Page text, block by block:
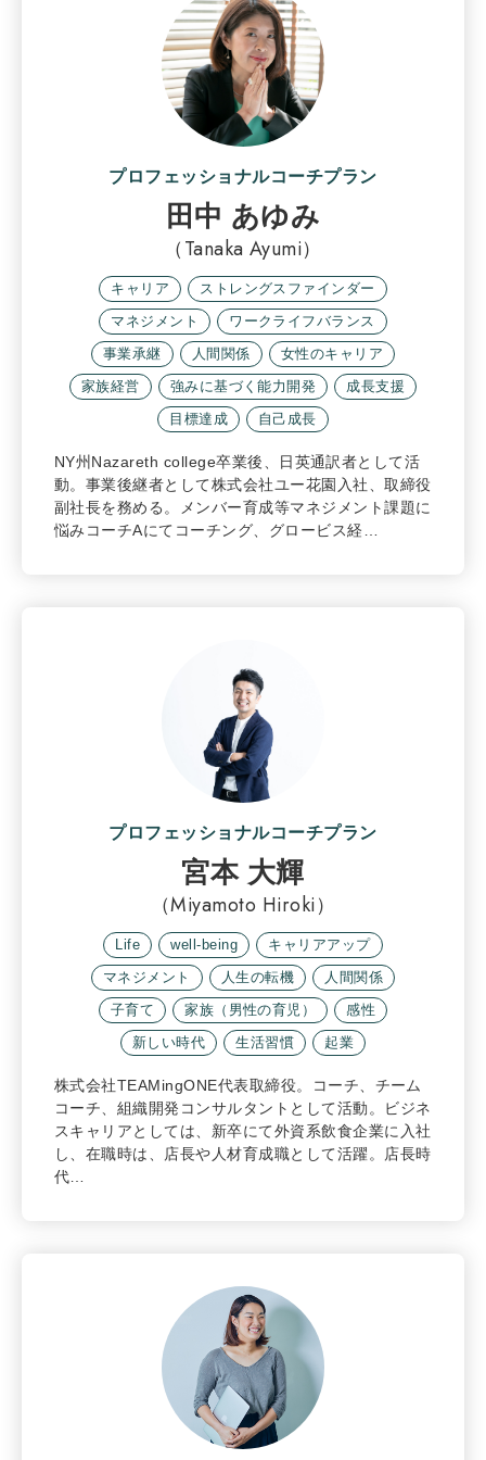
プロフェッショナルコーチプラン
田中 あゆみ
（Tanaka Ayumi）
キャリア
ストレングスファインダー
マネジメント
ワークライフバランス
事業承継
人間関係
女性のキャリア
家族経営
強みに基づく能力開発
成長支援
目標達成
自己成長
NY州Nazareth college卒業後、日英通訳者として活
動。事業後継者として株式会社ユー花園入社、取締役
副社長を務める。メンバー育成等マネジメント課題に
悩みコーチAにてコーチング、グロービス経…
プロフェッショナルコーチプラン
宮本 大輝
（Miyamoto Hiroki）
Life well-being
キャリアアップ
マネジメント
人生の転機
人間関係
子育て
家族（男性の育児）
感性
新しい時代
生活習慣 起業
株式会社TEAMingONE代表取締役。コーチ、チーム
コーチ、組織開発コンサルタントとして活動。ビジネ
スキャリアとしては、新卒にて外資系飲食企業に入社
し、在職時は、店長や人材育成職として活躍。店長時
代…